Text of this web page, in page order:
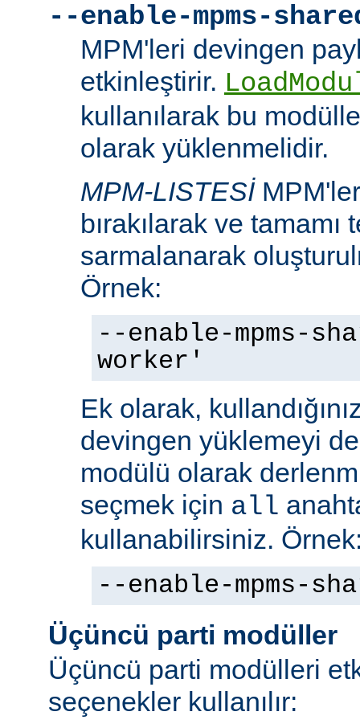
--enable-mpms-
MPM'leri devingen
etkinleştirir.
kullanılarak bu
olarak yüklenmelidir.
MPM-LISTESİ
bırakılarak ve tamamı
sarmalanarak
Örnek:
--enable-mpms-
worker'
Ek olarak,
devingen yüklemeyi
modülü olarak
seçmek için all
kullanabilirsiniz.
--enable-mpms-
Üçüncü parti modüller
Üçüncü parti modülleri
seçenekler kullanılır: